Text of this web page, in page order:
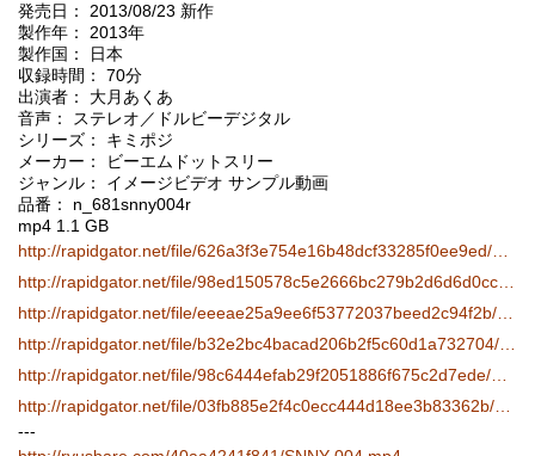
発売日： 2013/08/23 新作
製作年： 2013年
製作国： 日本
収録時間： 70分
出演者： 大月あくあ
音声： ステレオ／ドルビーデジタル
シリーズ： キミポジ
メーカー： ビーエムドットスリー
ジャンル： イメージビデオ サンプル動画
品番： n_681snny004r
mp4 1.1 GB
---